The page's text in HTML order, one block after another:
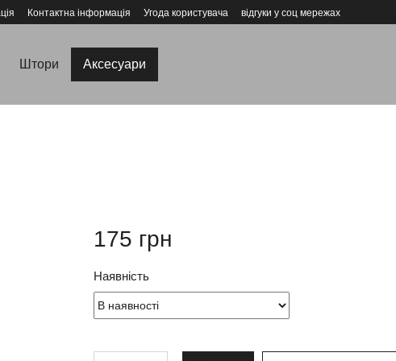
Контактна інформація Угода користувача відгуки у соц мережах
Штори Аксесуари
175 грн
Наявність